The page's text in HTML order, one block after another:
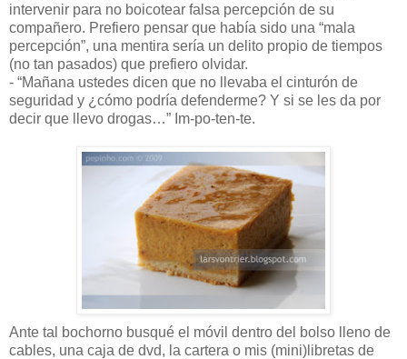
intervenir para no boicotear falsa percepción de su
compañero. Prefiero pensar que había sido una “mala
percepción”, una mentira sería un delito propio de tiempos
(no tan pasados) que prefiero olvidar.
- “Mañana ustedes dicen que no llevaba el cinturón de
seguridad y ¿cómo podría defenderme? Y si se les da por
decir que llevo drogas…” Im-po-ten-te.
Ante tal bochorno busqué el móvil dentro del bolso lleno de
cables, una caja de dvd, la cartera o mis (mini)libretas de